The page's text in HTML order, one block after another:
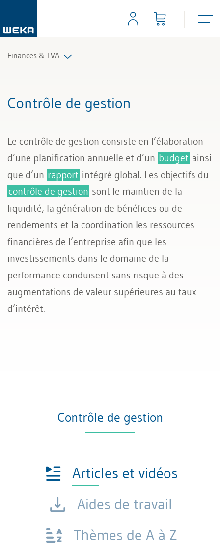
Finances & TVA
TVA et impôts
Contrôle de gestion
Le contrôle de gestion consiste en l’élaboration
d’une planification annuelle et d’un budget ainsi
que d’un rapport intégré global. Les objectifs du
contrôle de gestion sont le maintien de la
liquidité, la génération de bénéfices ou de
rendements et la coordination les ressources
financières de l’entreprise afin que les
investissements dans le domaine de la
performance conduisent sans risque à des
augmentations de valeur supérieures au taux
d’intérêt.
Contrôle de gestion
Articles et vidéos
Aides de travail
Thèmes de A à Z